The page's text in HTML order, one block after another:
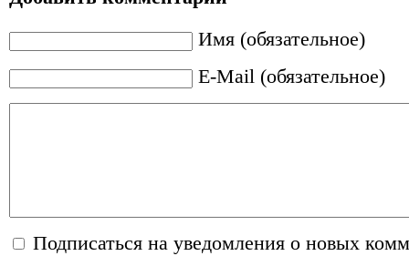
Имя (обязательное)
E-Mail (обязательное)
Подписаться на уведомления о новых